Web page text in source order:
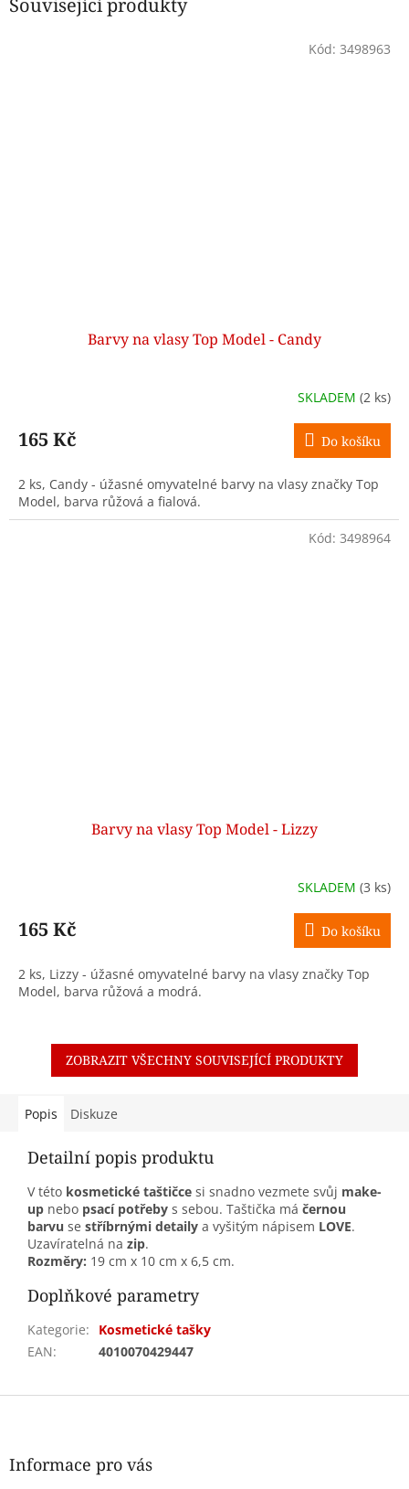
Související produkty
Barvy na vlasy Top Model - Candy
SKLADEM (2 ks)
165 Kč Do košíku
2 ks, Candy - úžasné omyvatelné barvy na vlasy značky Top
Model, barva růžová a fialová.
Kód: 3498963
Barvy na vlasy Top Model - Lizzy
SKLADEM (3 ks)
165 Kč Do košíku
2 ks, Lizzy - úžasné omyvatelné barvy na vlasy značky Top
Model, barva růžová a modrá.
Kód: 3498964
ZOBRAZIT VŠECHNY SOUVISEJÍCÍ PRODUKTY
Popis Diskuze
Detailní popis produktu
V této kosmetické taštičce si snadno vezmete svůj make-
up nebo psací potřeby s sebou. Taštička má černou
barvu se stříbrnými detaily a vyšitým nápisem LOVE.
Uzavíratelná na zip.
Rozměry: 19 cm x 10 cm x 6,5 cm.
Doplňkové parametry
Kategorie:
Kosmetické tašky
EAN: 4010070429447
Z
Informace pro vás